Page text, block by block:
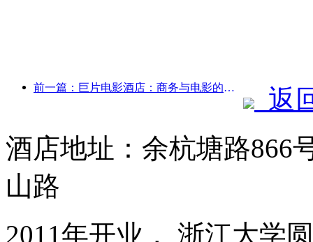
前一篇：巨片电影酒店：商务与电影的完美融合
返
酒店地址：余杭塘路866
山路
2011年开业， 浙江大学